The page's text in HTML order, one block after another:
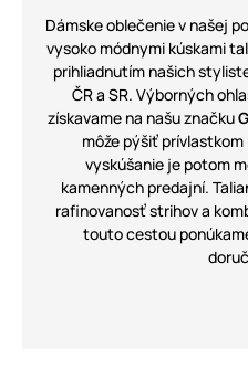
Dámske oblečenie v našej
vysoko módnymi kúskami
prihliadnutím našich
ČR a SR. Výborných
získavame na našu značku
môže pýšiť prívlastkom
vyskúšanie je potom
kamenných predajní.
rafinovanosť strihov a
touto cestou